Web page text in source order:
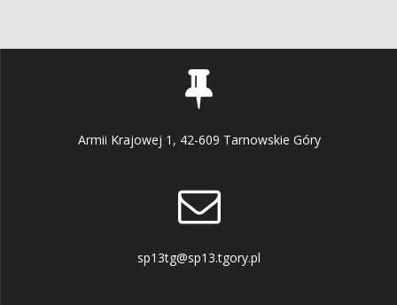
Armii Krajowej 1, 42-609 Tarnowskie Góry
sp13tg@sp13.tgory.pl